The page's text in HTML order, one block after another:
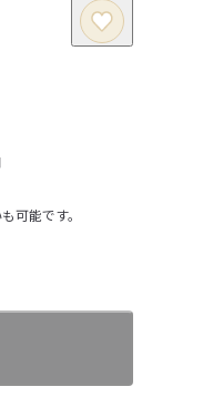
可能です。